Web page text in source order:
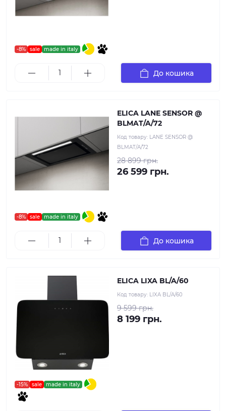
-8% sale made in italy
До кошика
-8% sale made in italy
ELICA LANE SENSOR @
BLMAT/A/72
Код товару: LANE SENSOR @
BLMAT/A/72
28 899 грн.
26 599 грн.
До кошика
-15% sale made in italy
ELICA LIXA BL/A/60
Код товару: LIXA BL/A/60
9 599 грн.
8 199 грн.